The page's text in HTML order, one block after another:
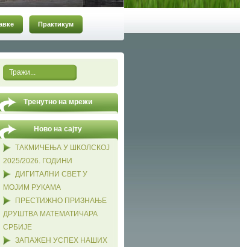
Практикум
Тренутно на мрежи
Ново на сајту
ТАКМИЧЕЊА У ШКОЛСКОЈ
2025/2026. ГОДИНИ
ДИГИТАЛНИ СВЕТ У
МОЈИМ РУКАМА
ПРЕСТИЖНО ПРИЗНАЊЕ
ДРУШТВА МАТЕМАТИЧАРА
СРБИЈЕ
ЗАПАЖЕН УСПЕХ НАШИХ